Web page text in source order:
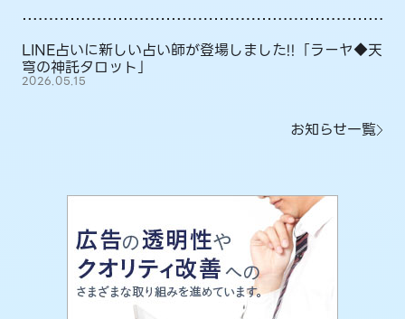
LINE占いに新しい占い師が登場しました!!「ラーヤ◆天
穹の神託タロット」
2026.05.15
お知らせ一覧